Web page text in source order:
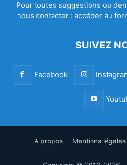
Pour toutes suggestions ou
nous contacter : accéder au
SUIVEZ
Facebook
A propos Mentions légales